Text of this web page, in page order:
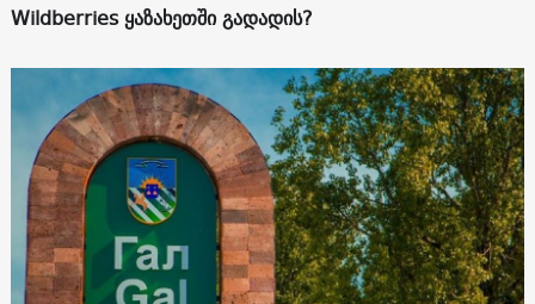
Wildberries ყაზახეთში გადადის?